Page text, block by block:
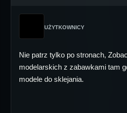
UŻYTKOWNICY
Nie patrz tylko po stronach,
modelarskich z zabawkami tam
modele do sklejania.